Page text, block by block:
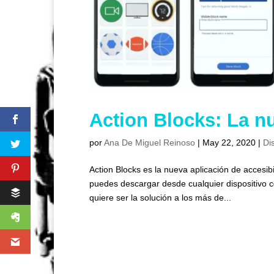
Action Blocks: La
porAna De Miguel Reinoso | May 22, 2020 |
Action Blocks es la nueva aplicación de
puedes descargar desde cualquier dispositivo
quiere ser la solución a los más de...